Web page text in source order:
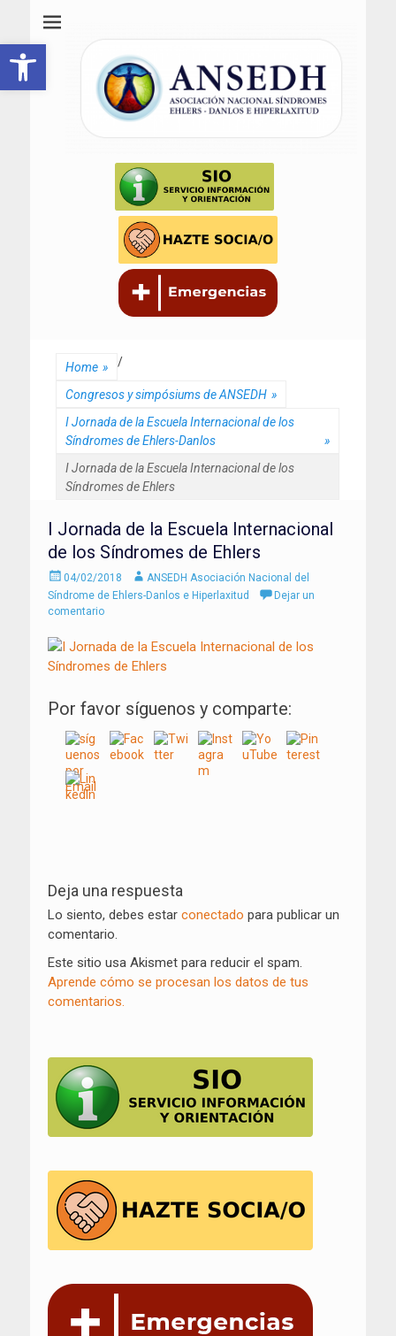
Abrir barra de herramientas
Home »
Congresos y simpósiums de ANSEDH »
/
I Jornada de la Escuela Internacional de los
Síndromes de Ehlers-Danlos
»
I Jornada de la Escuela Internacional de los
Síndromes de Ehlers
I Jornada de la Escuela Internacional
de los Síndromes de Ehlers
Enviado
el
04/02/2018 AutorANSEDH Asociación Nacional del
Síndrome de Ehlers-Danlos e Hiperlaxitud
Dejar un
comentario
Por favor síguenos y comparte:
de
entradas
Deja una respuesta
Lo siento, debes estar conectado para publicar un
comentario.
Este sitio usa Akismet para reducir el spam.
Aprende cómo se procesan los datos de tus
comentarios.